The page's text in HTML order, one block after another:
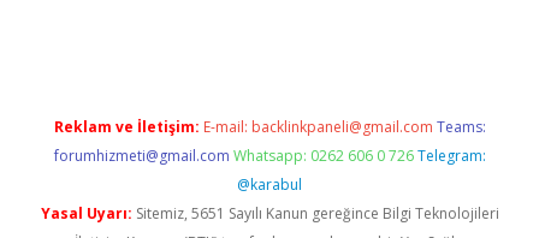
Reklam ve İletişim: E-mail: backlinkpaneli@gmail.com Teams:
forumhizmeti@gmail.com Whatsapp: 0262 606 0 726 Telegram:
@karabul
Yasal Uyarı: Sitemiz, 5651 Sayılı Kanun gereğince Bilgi Teknolojileri